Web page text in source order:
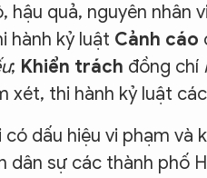
quả, nguyên nhân
hành kỷ luật Cảnh cáo
; Khiển trách đồng chí
xét, thi hành kỷ luật
dấu hiệu vi phạm và
dân sự các thành phố